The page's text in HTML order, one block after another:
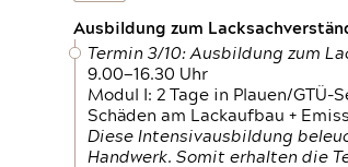
Ausbildung zum
Termin 3/10: Ausbildung zum
9.00—16.30 Uhr
Modul I: 2 Tage in Plauen/
Schäden am Lackaufbau +
Diese Intensivausbildung
Handwerk. Somit erhalten die